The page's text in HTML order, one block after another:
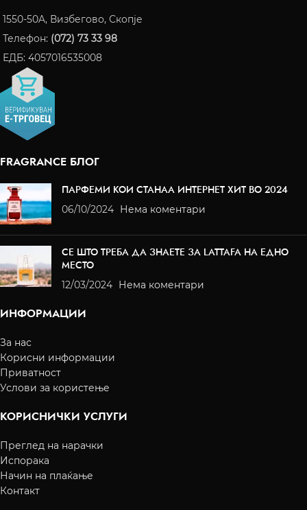
1550-50A, Визбегово, Скопје
Телефон: (072) 73 33 98
ЕДБ: 4057016535008
FRAGRANCE БЛОГ
ПАРФЕМИ КОИ СТАНАА ИНТЕРНЕТ ХИТ ВО 2024
06/10/2024 Нема коментари
СЕ ШТО ТРЕБА ДА ЗНАЕТЕ ЗА LATTAFA НА ЕДНО
МЕСТО
12/03/2024 Нема коментари
ИНФОРМАЦИИ
За нас
Корисни информации
Приватност
Услови за користење
КОРИСНИЧКИ УСЛУГИ
Преглед на нарачки
Испорака
Начин на плаќање
Контакт